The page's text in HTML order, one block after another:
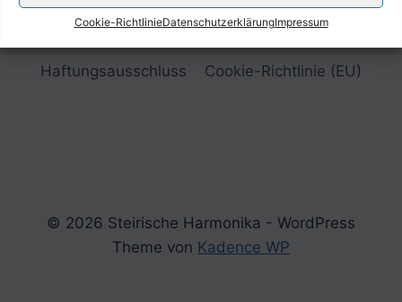
Cookie-RichtlinieDatenschutzerklärungImpressum
Haftungsausschluss
Cookie-Richtlinie (EU)
© 2026 Steirische Harmonika - WordPress
Theme von Kadence WP